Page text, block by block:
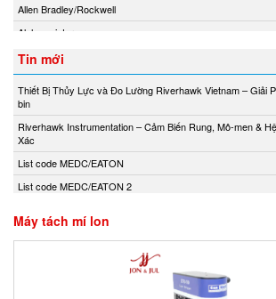
Allen Bradley/Rockwell
Alphamoisture
Ametek
Amot
Amphenol Vietnam
Andony/Nikkiso
Anritsu
Apex Dynamics
Apiste
Apiste
APLISENS S.A.
Tin mới
Thiết Bị Thủy Lực và Đo Lường Riverhawk Vietnam – Giải
bin
Riverhawk Instrumentation – Cảm Biến Rung, Mô-men &
Xác
List code MEDC/EATON
List code MEDC/EATON 2
Máy tách mí lon